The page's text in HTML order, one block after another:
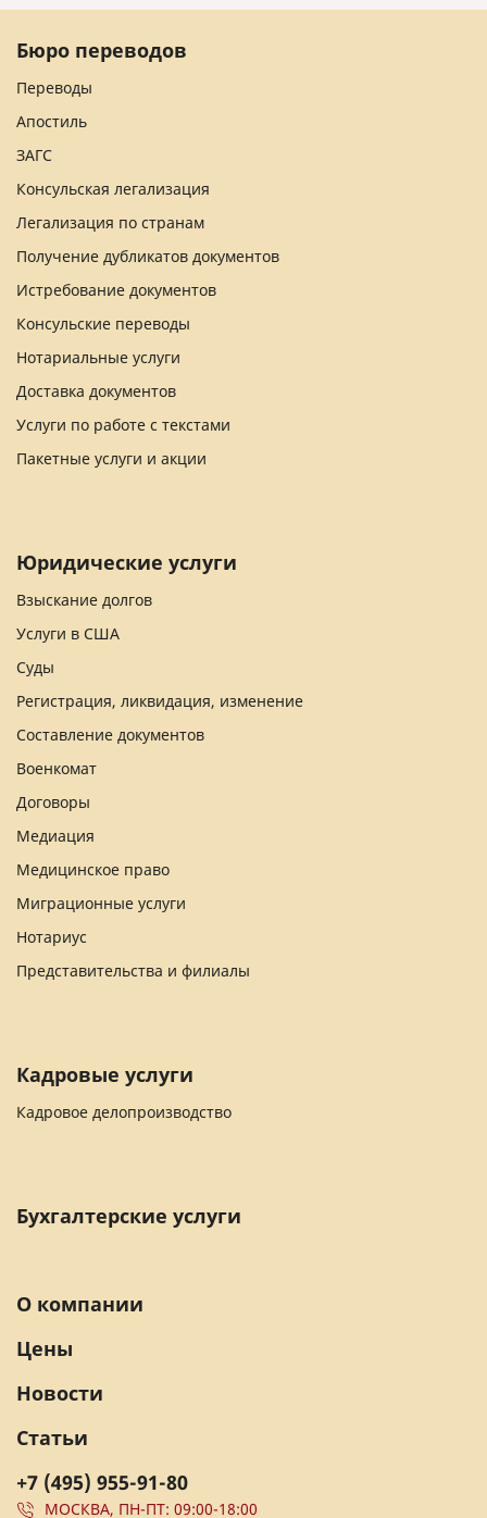
Бюро переводов
Переводы
Апостиль
ЗАГС
Консульская легализация
Легализация по странам
Получение дубликатов документов
Истребование документов
Консульские переводы
Нотариальные услуги
Доставка документов
Услуги по работе с текстами
Пакетные услуги и акции
Юридические услуги
Взыскание долгов
Услуги в США
Суды
Регистрация, ликвидация, изменение
Составление документов
Военкомат
Договоры
Медиация
Медицинское право
Миграционные услуги
Нотариус
Представительства и филиалы
Кадровые услуги
Кадровое делопроизводство
Бухгалтерские услуги
+7 (495) 955-91-80
МОСКВА, ПН-ПТ: 09:00-18:00
О компании
Цены
Новости
Статьи